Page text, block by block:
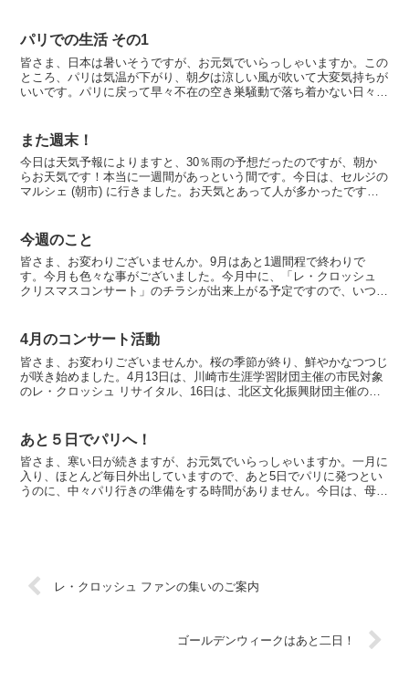
パリでの生活 その1
皆さま、日本は暑いそうですが、お元気でいらっしゃいますか。この
ところ、パリは気温が下がり、朝夕は涼しい風が吹いて大変気持ちが
いいです。パリに戻って早々不在の空き巣騒動で落ち着かない日々を
また週末！
今日は天気予報によりますと、30％雨の予想だったのですが、朝か
らお天気です！本当に一週間があっという間です。今日は、セルジの
マルシェ (朝市) に行きました。お天気とあって人が多かったです。
今週のこと
皆さま、お変わりございませんか。9月はあと1週間程で終わりで
す。今月も色々な事がございました。今月中に、「レ・クロッシュ
クリスマスコンサート」のチラシが出来上がる予定ですので、いつも
4月のコンサート活動
皆さま、お変わりございませんか。桜の季節が終り、鮮やかなつつじ
が咲き始めました。4月13日は、川崎市生涯学習財団主催の市民対象
のレ・クロッシュ リサイタル、16日は、北区文化振興財団主催のま
あと５日でパリへ！
皆さま、寒い日が続きますが、お元気でいらっしゃいますか。一月に
入り、ほとんど毎日外出していますので、あと5日でパリに発つとい
うのに、中々パリ行きの準備をする時間がありません。今日は、母の
レ・クロッシュ ファンの集いのご案内
ゴールデンウィークはあと二日！